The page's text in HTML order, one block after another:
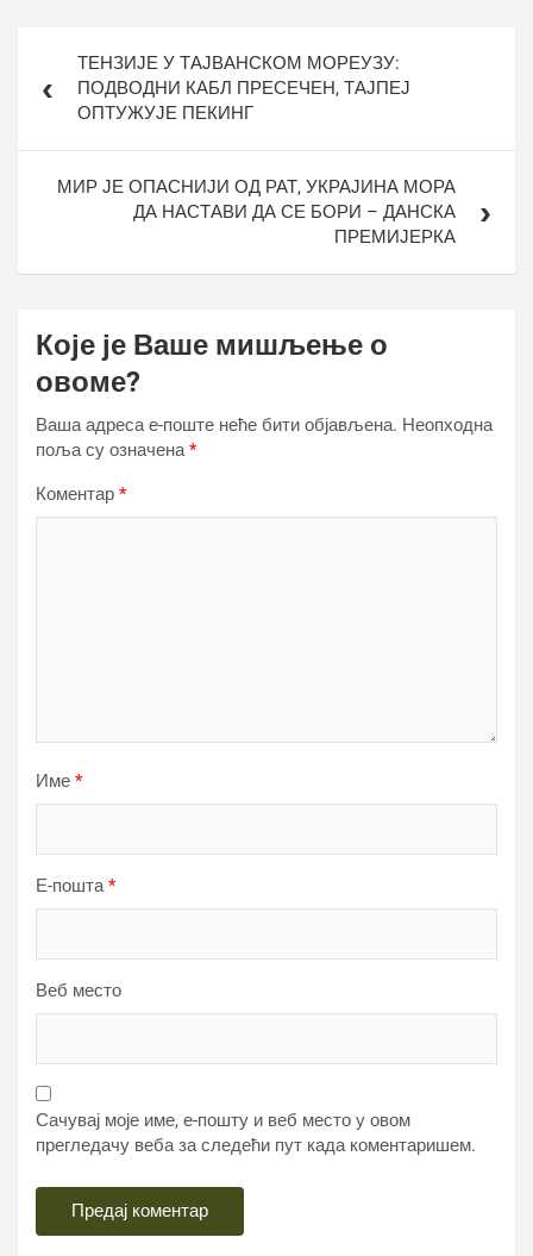
чланкаТЕНЗИЈЕ У ТАЈВАНСКОМ МОРЕУЗУ:
ПОДВОДНИ КАБЛ ПРЕСЕЧЕН, ТАЈПЕЈ
ОПТУЖУЈЕ ПЕКИНГ
МИР ЈЕ ОПАСНИЈИ ОД РАТ, УКРАЈИНА МОРА
ДА НАСТАВИ ДА СЕ БОРИ – ДАНСКА
ПРЕМИЈЕРКА
Које је Ваше мишљење о
овоме?
Ваша адреса е-поште неће бити објављена. Неопходна
поља су означена*
Коментар *
Име *
Е-пошта*
Веб место
Сачувај моје име, е-пошту и веб место у овом
прегледачу веба за следећи пут када коментаришем.